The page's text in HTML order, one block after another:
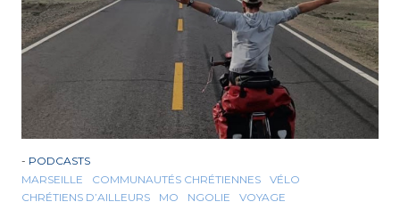
- PODCASTS
MARSEILLE
COMMUNAUTÉS CHRÉTIENNES
VÉLO
CHRÉTIENS D’AILLEURS
MO NGOLIE
VOYAGE